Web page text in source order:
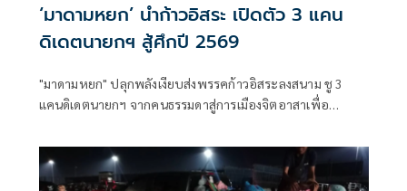
‘มาดามหยก’ นำก้าวอิสระ เปิดตัว 3 แคน
ดิเดตนายกฯ สู้ศึกปี 2569
"มาดามหยก" ปลุกพลังเงียบส่งพรรคก้าวอิสระลงสนาม ชู 3
แคนดิเดตนายกฯ จากคนธรรมดาสู่การเมืองจิตอาสาเพื่อ